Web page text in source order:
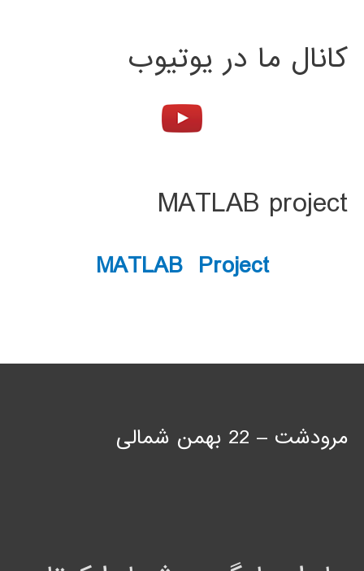
کانال ما در یوتیوب
MATLAB project
MATLAB Project
مرودشت – 22 بهمن شمالی